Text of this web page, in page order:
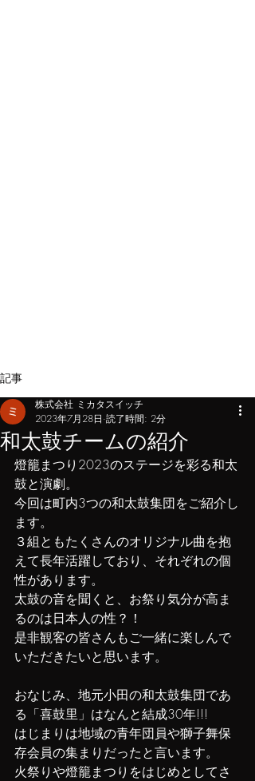
記事
和太鼓チームの紹介
株式会社 ミカタスイッチ
2023年7月28日 読了時間: 2分
燈籠まつり2023のステージを彩る和太
鼓と演劇。
今回は町内3つの和太鼓集団をご紹介し
ます。
３組ともたくさんのオリジナル曲を抱
えて長年活躍しており、それぞれの個
性があります。
太鼓の音を聞くと、お祭り気分が高ま
るのは日本人の性？！
是非観客の皆さんもご一緒に楽しんで
いただきたいと思います。
おなじみ、地元小田の和太鼓集団であ
る「喜鼓里」はなんと結成30年!!!
はじまりは地域の青年団員や獅子舞保
存会員の集まりだったと言います。
火祭りや燈籠まつりをはじめとしてさ